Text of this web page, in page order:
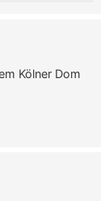
Kölner Dom